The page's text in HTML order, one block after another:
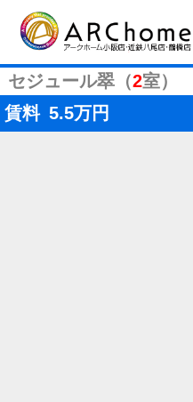
セジュール翠（2室）
賃料 5.5万円